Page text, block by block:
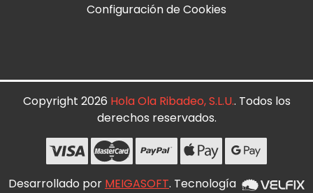
Configuración de Cookies
Copyright 2026 Hola Ola Ribadeo, S.L.U.. Todos los
derechos reservados.
Desarrollado por MEIGASOFT. Tecnología